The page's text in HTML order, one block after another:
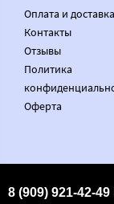
8 (909) 921-42-
Оплата и доставка
Контакты
Отзывы
Политика
Оферта